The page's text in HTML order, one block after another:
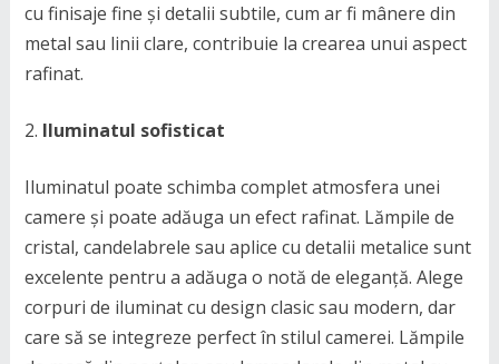
cu finisaje fine și detalii subtile, cum ar fi mânere din
metal sau linii clare, contribuie la crearea unui aspect
rafinat.
Iluminatul sofisticat
Iluminatul poate schimba complet atmosfera unei
camere și poate adăuga un efect rafinat. Lămpile de
cristal, candelabrele sau aplice cu detalii metalice sunt
excelente pentru a adăuga o notă de eleganță. Alege
corpuri de iluminat cu design clasic sau modern, dar
care să se integreze perfect în stilul camerei. Lămpile